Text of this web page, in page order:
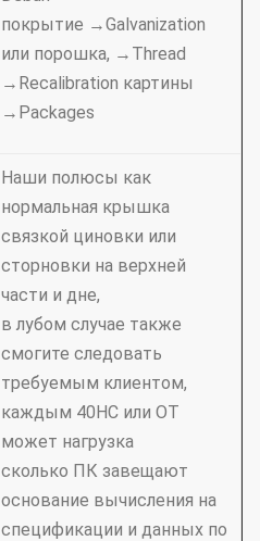
покрытие →Galvanization
или порошка, →Thread
→Recalibration картины
→Packages
Наши полюсы как
нормальная крышка
связкой циновки или
сторновки на верхней
части и дне,
в лубом случае также
смогите следовать
требуемым клиентом,
каждым 40HC или OT
может нагрузка
сколько ПК завещают
основание вычисления на
спецификации и данных по